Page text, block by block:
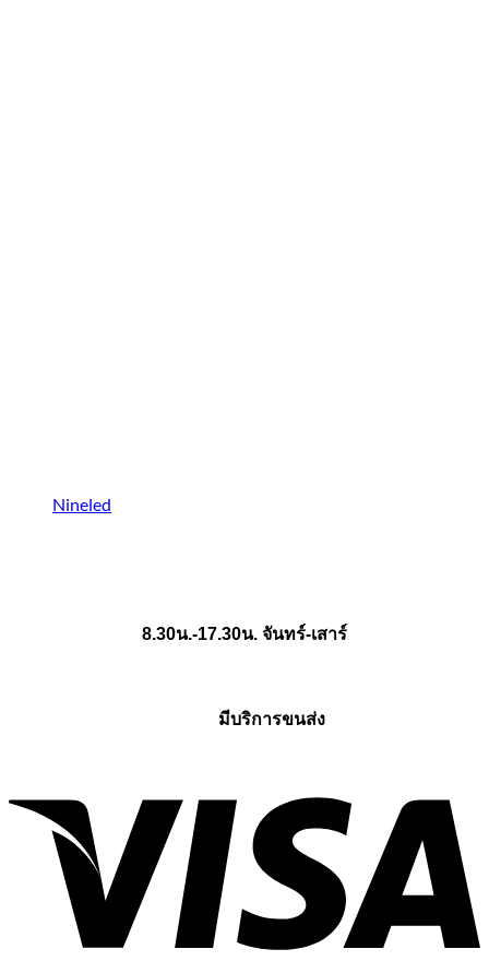
Nineled
8.30น.-17.30น. จันทร์-เสาร์
มีบริการขนส่ง